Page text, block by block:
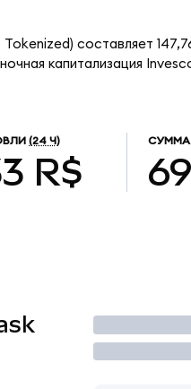
составляет
капитализация
(24 Ч)
R$
СУММА
Торговать